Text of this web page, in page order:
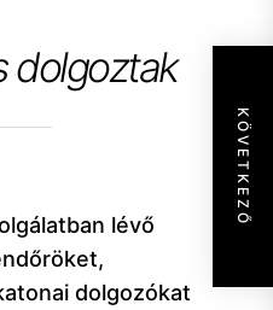
KÖVETKEZŐ
dolgoztak
lévő
dolgozókat